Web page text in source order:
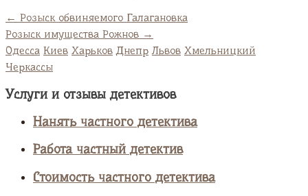
← Розыск обвиняемого Галагановка
Розыск имущества Рожнов →
Одесса Киев Харьков Днепр Львов Хмельницкий
Черкассы
Услуги и отзывы детективов
Нанять частного детектива
Работа частный детектив
Стоимость частного детектива